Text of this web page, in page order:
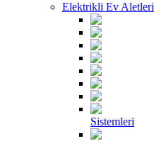
Elektrikli Ev Aletleri
Sistemleri